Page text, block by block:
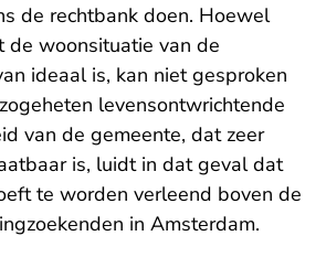
de rechtbank doen. Hoewel
woonsituatie van de
ideaal is, kan niet gesproken
levensontwrichtende
van de gemeente, dat zeer
is, luidt in dat geval dat
te worden verleend boven de
in Amsterdam.